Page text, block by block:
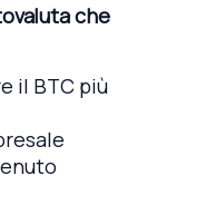
che
il BTC più